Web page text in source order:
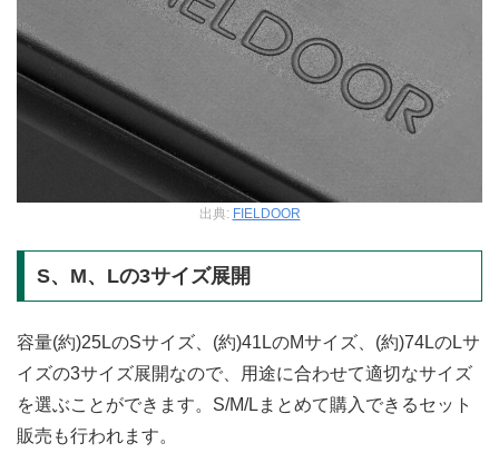
出典: FIELDOOR
S、M、Lの3サイズ展開
容量(約)25LのSサイズ、(約)41LのMサイズ、(約)74LのLサ
イズの3サイズ展開なので、用途に合わせて適切なサイズ
を選ぶことができます。S/M/Lまとめて購入できるセット
販売も行われます。